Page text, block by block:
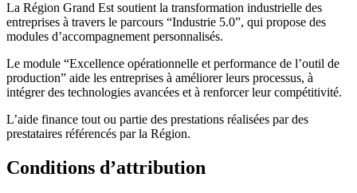
La Région Grand Est soutient la transformation industrielle des
entreprises à travers le parcours “Industrie 5.0”, qui propose des
modules d’accompagnement personnalisés.
Le module “Excellence opérationnelle et performance de l’outil de
production” aide les entreprises à améliorer leurs processus, à
intégrer des technologies avancées et à renforcer leur compétitivité.
L’aide finance tout ou partie des prestations réalisées par des
prestataires référencés par la Région.
Conditions d’attribution